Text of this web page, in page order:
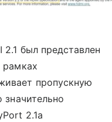
был представлен
рамках
пропускную
значительно
2.1a